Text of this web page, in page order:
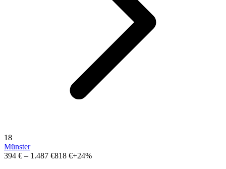
18
Münster
394 € – 1.487 €818 €+24%